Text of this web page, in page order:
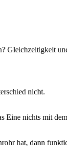
Gleichzeitigkeit
nicht.
Eine nichts mit
hat, dann